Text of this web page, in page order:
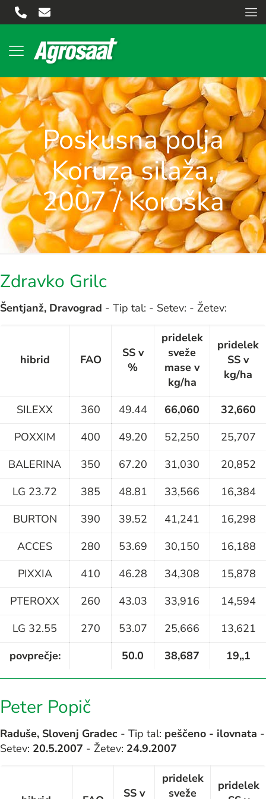
Poskusna polja
Koruza silaža,
2007 / Koroška
Zdravko Grilc
Šentjanž, Dravograd - Tip tal: - Setev: - Žetev:
hibrid FAO
SS v
%
pridelek
sveže
mase v
kg/ha
pridelek
SS v
kg/ha
SILEXX 360 49.44 66,060
32,660
POXXIM
400 49.20 52,250
25,707
BALERINA
350 67.20 31,030
20,852
LG 23.72
385 48.81 33,566
16,384
BURTON
390 39.52 41,241
16,298
ACCES
280 53.69 30,150
16,188
PIXXIA
410 46.28 34,308
15,878
PTEROXX
260 43.03 33,916
14,594
LG 32.55
270 53.07 25,666
13,621
povprečje:
50.0 38,687 19,,1
Peter Popič
Raduše, Slovenj Gradec - Tip tal: peščeno - ilovnata -
Setev: 20.5.2007 - Žetev: 24.9.2007
SS v
pridelek
sveže
pridelek